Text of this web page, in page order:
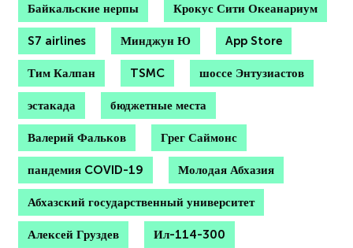
Байкальские нерпы Крокус Сити Океанариум
S7 airlines Минджун Ю App Store
Тим Калпан TSMC шоссе Энтузиастов
эстакада бюджетные места
Валерий Фальков Грег Саймонс
пандемия COVID-19 Молодая Абхазия
Абхазский государственный университет
Алексей Груздев Ил-114-300